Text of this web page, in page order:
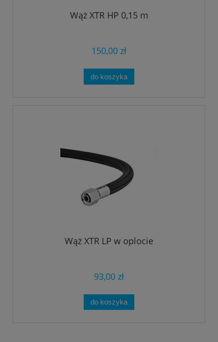
Wąż XTR HP 0,15 m
150,00 zł
do koszyka
Wąż XTR LP w oplocie
93,00 zł
do koszyka